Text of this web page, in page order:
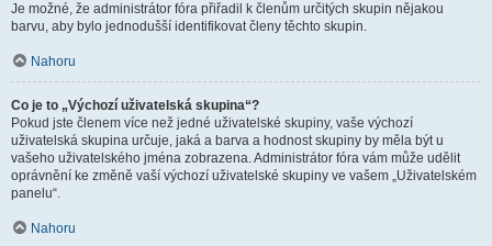
Je možné, že administrátor fóra přiřadil k členům určitých skupin nějakou
barvu, aby bylo jednodušší identifikovat členy těchto skupin.
Nahoru
Co je to „Výchozí uživatelská skupina“?
Pokud jste členem více než jedné uživatelské skupiny, vaše výchozí
uživatelská skupina určuje, jaká a barva a hodnost skupiny by měla být u
vašeho uživatelského jména zobrazena. Administrátor fóra vám může udělit
oprávnění ke změně vaší výchozí uživatelské skupiny ve vašem „Uživatelském
panelu“.
Nahoru